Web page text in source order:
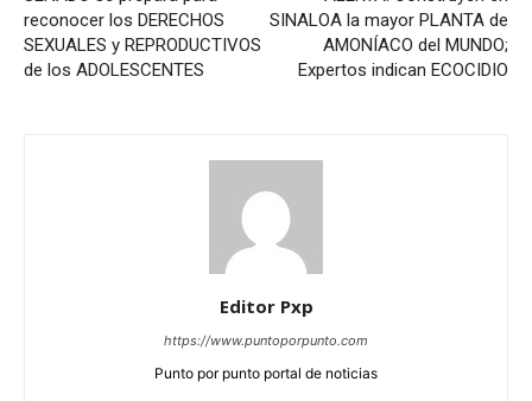
reconocer los DERECHOS
SEXUALES y REPRODUCTIVOS
de los ADOLESCENTES
SINALOA la mayor PLANTA de
AMONÍACO del MUNDO;
Expertos indican ECOCIDIO
Editor Pxp
https://www.puntoporpunto.com
Punto por punto portal de noticias